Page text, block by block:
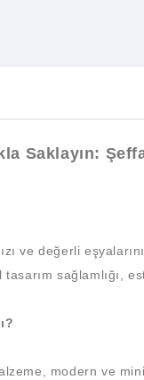
Saklayın:
ve değerli
sağlamlığı,
modern ve